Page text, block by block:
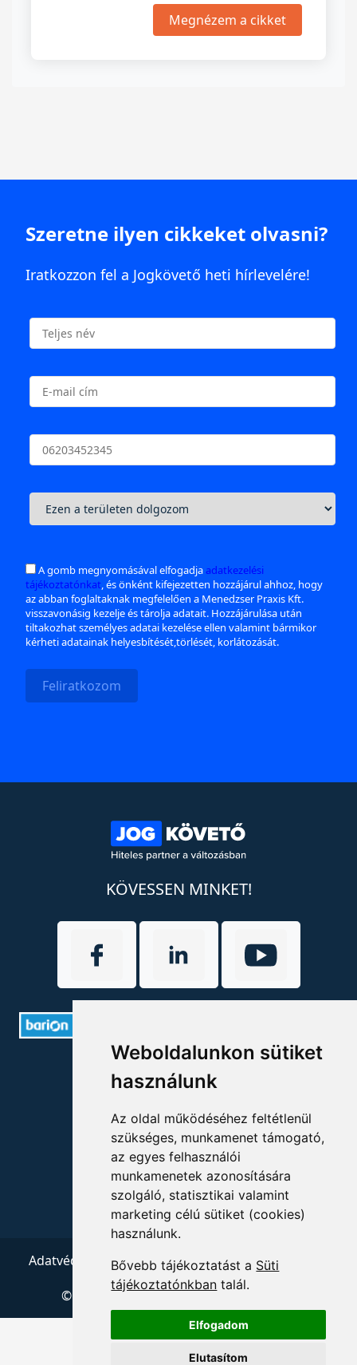
Weboldalunkon sütiket
használunk
Az oldal működéséhez feltétlenül
szükséges, munkamenet támogató,
az egyes felhasználói
munkamenetek azonosítására
szolgáló, statisztikai valamint
marketing célú sütiket (cookies)
használunk.
Bővebb tájékoztatást a Süti
tájékoztatónkban talál.
Elfogadom
Elutasítom
Megnézem a cikket
Szeretne ilyen cikkeket olvasni?
Iratkozzon fel a Jogkövető heti hírlevelére!
A gomb megnyomásával elfogadjaadatkezelési
tájékoztatónkat, és önként kifejezetten hozzájárul ahhoz, hogy
az abban foglaltaknak megfelelően a Menedzser Praxis Kft.
visszavonásig kezelje és tárolja adatait. Hozzájárulása után
tiltakozhat személyes adatai kezelése ellen valamint bármikor
kérheti adatainak helyesbítését,törlését, korlátozását.
Feliratkozom
KÖVESSEN MINKET!
ELÉRHETŐSÉGEK
info@mprx.hu
Adatvédelem ÁSZF Impresszum
Kapcsolat
© 2026 Copyright:Menedzserpraxis.hu